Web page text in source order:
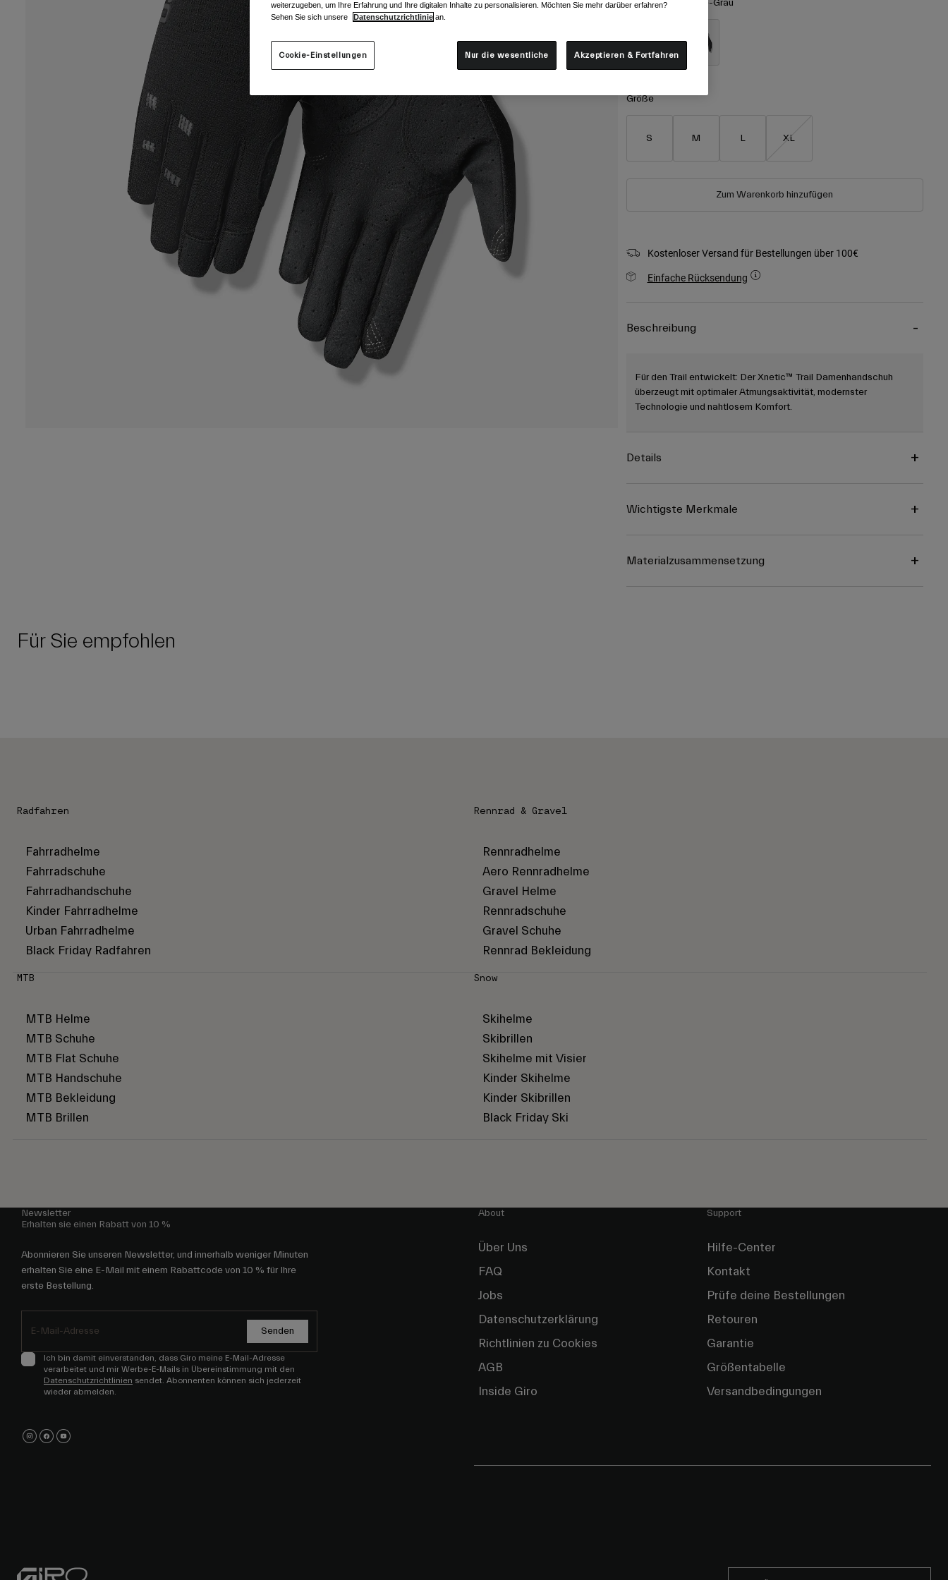
Farben -Holzkohle-Grau
ausgewählt
Größe
S M L XL
Zum Warenkorb hinzufügen
Kostenloser Versand für Bestellungen über 100€
Einfache Rücksendung
Beschreibung
Für den Trail entwickelt: Der Xnetic™ Trail Damenhandschuh
überzeugt mit optimaler Atmungsaktivität, modernster
Technologie und nahtlosem Komfort.
Details
Wichtigste Merkmale
Materialzusammensetzung
Für Sie empfohlen
Radfahren
Fahrradhelme
Fahrradschuhe
Fahrradhandschuhe
Kinder Fahrradhelme
Urban Fahrradhelme
Black Friday Radfahren
Rennrad & Gravel
Rennradhelme
Aero Rennradhelme
Gravel Helme
Rennradschuhe
Gravel Schuhe
Rennrad Bekleidung
MTB
MTB Helme
MTB Schuhe
MTB Flat Schuhe
MTB Handschuhe
MTB Bekleidung
MTB Brillen
Snow
Skihelme
Skibrillen
Skihelme mit Visier
Kinder Skihelme
Kinder Skibrillen
Black Friday Ski
Newsletter
Erhalten sie einen Rabatt von 10 %
Abonnieren Sie unseren Newsletter, und innerhalb weniger Minuten
erhalten Sie eine E-Mail mit einem Rabattcode von 10 % für Ihre
erste Bestellung.
Senden
Ich bin damit einverstanden, dass Giro meine E-Mail-Adresse
verarbeitet und mir Werbe-E-Mails in Übereinstimmung mit den
Datenschutzrichtlinien sendet. Abonnenten können sich jederzeit
wieder abmelden.
About
Über Uns
FAQ
Jobs
Datenschutzerklärung
Richtlinien zu Cookies
AGB
Inside Giro
Support
Hilfe-Center
Kontakt
Prüfe deine Bestellungen
Retouren
Garantie
Größentabelle
Versandbedingungen
weiterzugeben, um Ihre Erfahrung und Ihre digitalen Inhalte zu personalisieren. Möchten Sie mehr darüber erfahren?
Sehen Sie sich unsere
Datenschutzrichtlinie an.
Cookie-Einstellungen Nur die wesentliche Akzeptieren & Fortfahren